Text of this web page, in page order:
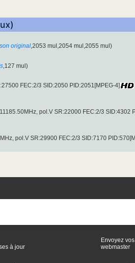
son original,2053 mul,2054 mul,2055 mul)
,127 mul)
FEC:2/3 SID:2050 PID:2051[MPEG-4]
pol.V SR:22000 FEC:2/3 SID:4302
pol.V SR:29900 FEC:2/3 SID:7170
à jour
Envoyez
webmaster